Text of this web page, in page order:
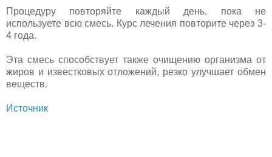
Процедуру повторяйте каждый день, пока не
используете всю смесь. Курс лечения повторите через 3-
4 года.
Эта смесь способствует также очищению организма от
жиров и известковых отложений, резко улучшает обмен
веществ.
Источник